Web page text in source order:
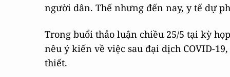
người dân. Thế nhưng đến nay, y tế dự
Trong buổi thảo luận chiều 25/5 tại kỳ
nêu ý kiến về việc sau đại dịch COVID-
thiết.